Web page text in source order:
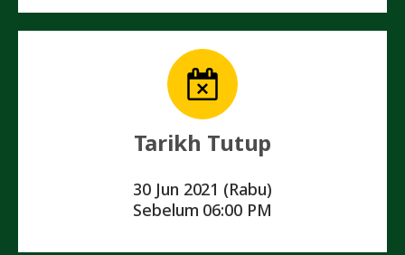
Tarikh Tutup
30 Jun 2021 (Rabu)
Sebelum 06:00 PM